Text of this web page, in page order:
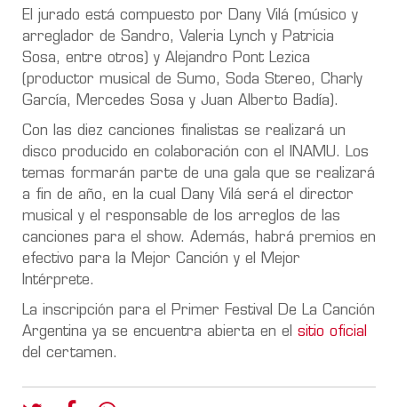
El jurado está compuesto por Dany Vilá (músico y
arreglador de Sandro, Valeria Lynch y Patricia
Sosa, entre otros) y Alejandro Pont Lezica
(productor musical de Sumo, Soda Stereo, Charly
García, Mercedes Sosa y Juan Alberto Badía).
Con las diez canciones finalistas se realizará un
disco producido en colaboración con el INAMU. Los
temas formarán parte de una gala que se realizará
a fin de año, en la cual Dany Vilá será el director
musical y el responsable de los arreglos de las
canciones para el show. Además, habrá premios en
efectivo para la Mejor Canción y el Mejor
Intérprete.
La inscripción para el Primer Festival De La Canción
Argentina ya se encuentra abierta en el sitio oficial
del certamen.